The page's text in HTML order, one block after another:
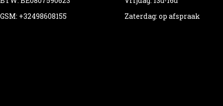
GSM: +32498608155
Zaterdag: op afspraak